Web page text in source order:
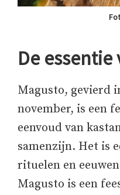
De essentie
Magusto, gevierd
november, is een
eenvoud van
samenzijn. Het is
rituelen en
Magusto is een